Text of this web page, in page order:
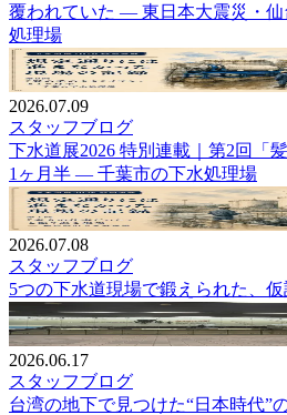
覆われていた — 東日本大震災・
処理場
2026.07.09
スタッフブログ
下水道展2026 特別連載｜第2回「
1ヶ月半 — 千葉市の下水処理場
2026.07.08
スタッフブログ
5つの下水道現場で鍛えられた、
2026.06.17
スタッフブログ
台湾の地下で見つけた“日本時代”